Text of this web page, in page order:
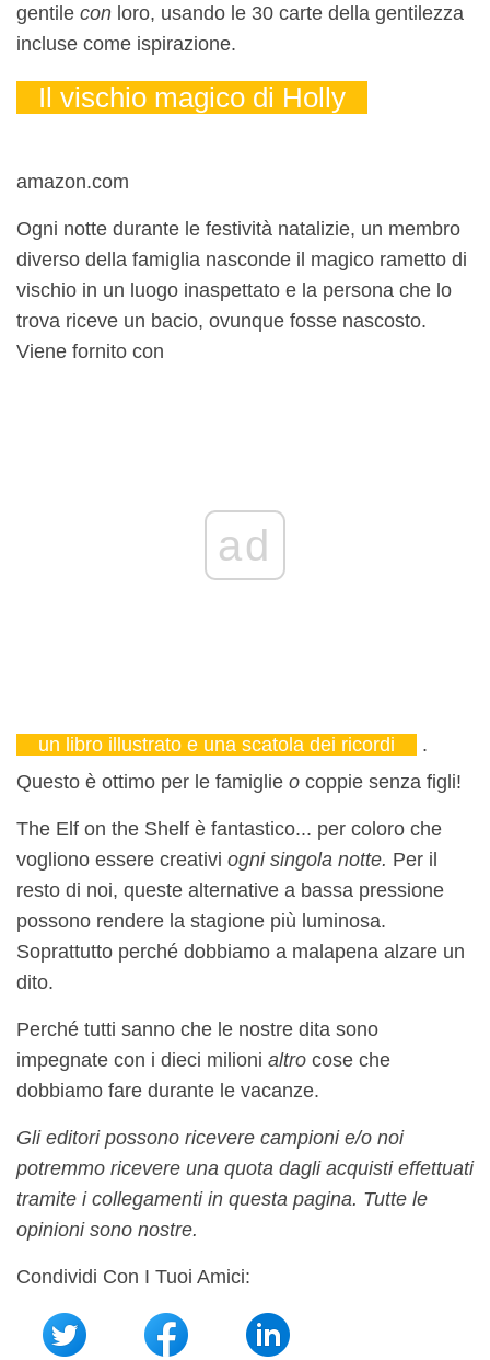
gentile con loro, usando le 30 carte della gentilezza
incluse come ispirazione.
Il vischio magico di Holly
amazon.com
Ogni notte durante le festività natalizie, un membro
diverso della famiglia nasconde il magico rametto di
vischio in un luogo inaspettato e la persona che lo
trova riceve un bacio, ovunque fosse nascosto.
Viene fornito con
ad
un libro illustrato e una scatola dei ricordi
.
Questo è ottimo per le famiglie o coppie senza figli!
The Elf on the Shelf è fantastico... per coloro che
vogliono essere creativi ogni singola notte. Per il
resto di noi, queste alternative a bassa pressione
possono rendere la stagione più luminosa.
Soprattutto perché dobbiamo a malapena alzare un
dito.
Perché tutti sanno che le nostre dita sono
impegnate con i dieci milioni altro cose che
dobbiamo fare durante le vacanze.
Gli editori possono ricevere campioni e/o noi
potremmo ricevere una quota dagli acquisti effettuati
tramite i collegamenti in questa pagina. Tutte le
opinioni sono nostre.
Condividi Con I Tuoi Amici: